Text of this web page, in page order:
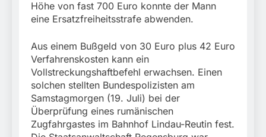
Höhe von fast 700 Euro konnte der Mann
eine Ersatzfreiheitsstrafe abwenden.
Aus einem Bußgeld von 30 Euro plus 42 Euro
Verfahrenskosten kann ein
Vollstreckungshaftbefehl erwachsen. Einen
solchen stellten Bundespolizisten am
Samstagmorgen (19. Juli) bei der
Überprüfung eines rumänischen
Zugfahrgastes im Bahnhof Lindau-Reutin fest.